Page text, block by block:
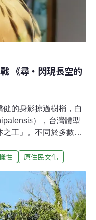
《尋・閃現長空的
的身影掠過樹梢，白
），台灣體型
王」。不同於多數高
為讓更多人認識這位山
尋・閃現長空的白羽－
日起至明（2026）年3
不僅集結近年熊鷹研
、學界與民間協力守護
性 原住民文化